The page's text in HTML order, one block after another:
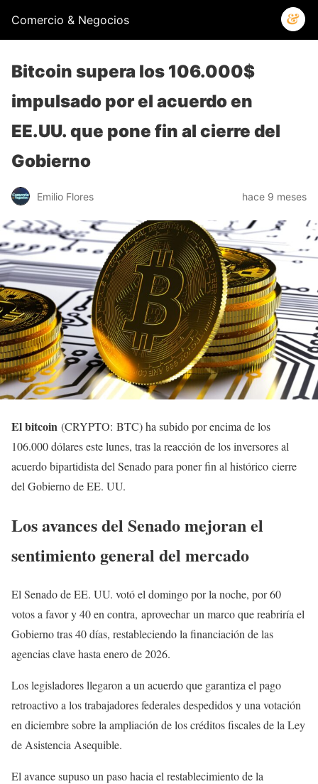
Comercio & Negocios
Bitcoin supera los 106.000$
impulsado por el acuerdo en
EE.UU. que pone fin al cierre del
Gobierno
Emilio Flores hace 9 meses
El bitcoin (CRYPTO: BTC) ha subido por encima de los
106.000 dólares este lunes, tras la reacción de los inversores al
acuerdo bipartidista del Senado para poner fin al histórico cierre
del Gobierno de EE. UU.
Los avances del Senado mejoran el
sentimiento general del mercado
El Senado de EE. UU. votó el domingo por la noche, por 60
votos a favor y 40 en contra, aprovechar un marco que reabriría el
Gobierno tras 40 días, restableciendo la financiación de las
agencias clave hasta enero de 2026.
Los legisladores llegaron a un acuerdo que garantiza el pago
retroactivo a los trabajadores federales despedidos y una votación
en diciembre sobre la ampliación de los créditos fiscales de la Ley
de Asistencia Asequible.
El avance supuso un paso hacia el restablecimiento de la